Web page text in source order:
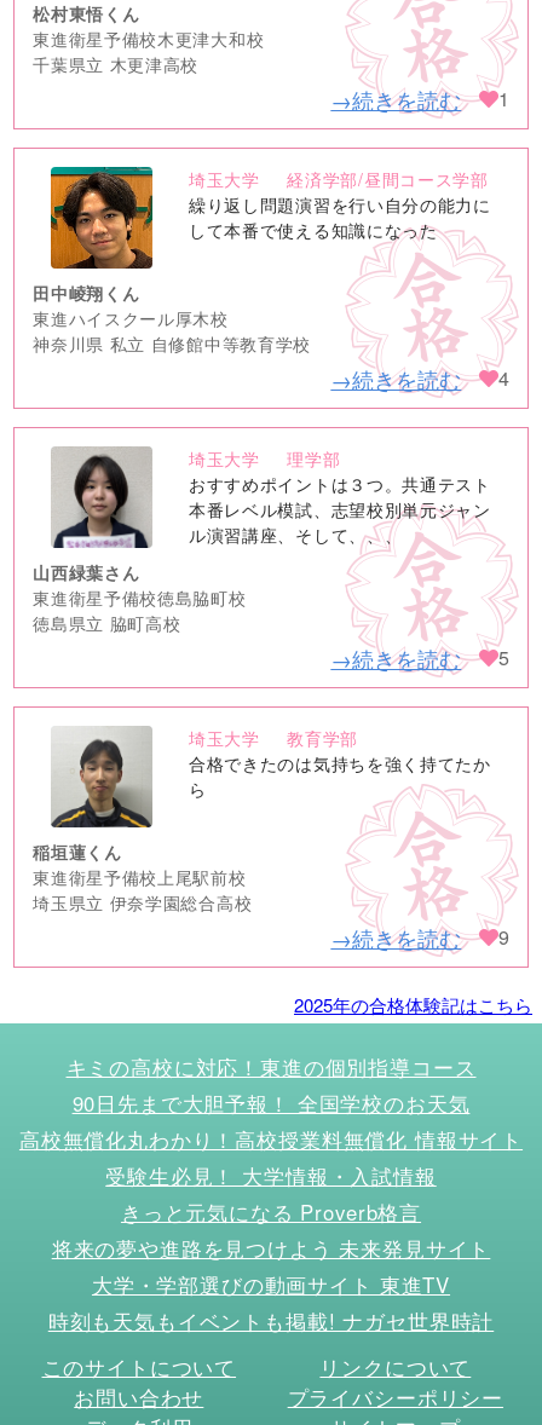
松村東悟くん
東進衛星予備校木更津大和校
千葉県立 木更津高校
→続きを読む 1
no
image
埼玉大学
経済学部/昼間コース学部
繰り返し問題演習を行い自分の能力に
して本番で使える知識になった
田中崚翔くん
東進ハイスクール厚木校
神奈川県 私立 自修館中等教育学校
→続きを読む 4
no
image
埼玉大学
理学部
おすすめポイントは３つ。共通テスト
本番レベル模試、志望校別単元ジャン
ル演習講座、そして、、、
山西緑葉さん
東進衛星予備校徳島脇町校
徳島県立 脇町高校
→続きを読む 5
no
image
埼玉大学
教育学部
合格できたのは気持ちを強く持てたか
ら
稲垣蓮くん
東進衛星予備校上尾駅前校
埼玉県立 伊奈学園総合高校
→続きを読む 9
2025年の合格体験記はこちら
キミの高校に対応！東進の個別指導コース
90日先まで大胆予報！ 全国学校のお天気
高校無償化丸わかり！高校授業料無償化 情報サイト
受験生必見！ 大学情報・入試情報
きっと元気になる Proverb格言
将来の夢や進路を見つけよう 未来発見サイト
大学・学部選びの動画サイト 東進TV
時刻も天気もイベントも掲載! ナガセ世界時計
このサイトについて
リンクについて
お問い合わせ
プライバシーポリシー